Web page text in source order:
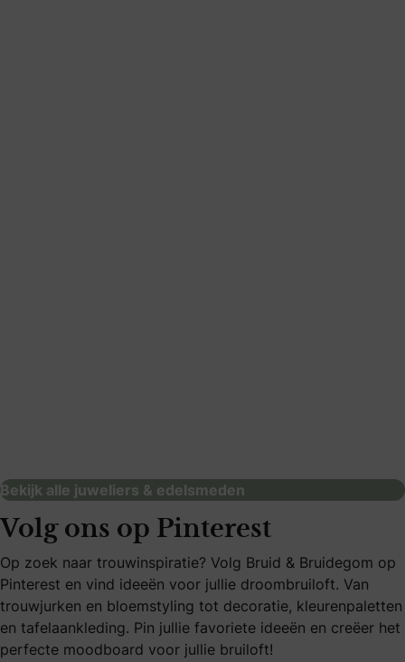
Bekijk alle juweliers & edelsmeden
Volg ons op Pinterest
Op zoek naar trouwinspiratie? Volg Bruid & Bruidegom op
Pinterest en vind ideeën voor jullie droombruiloft. Van
trouwjurken en bloemstyling tot decoratie, kleurenpaletten
en tafelaankleding. Pin jullie favoriete ideeën en creëer het
perfecte moodboard voor jullie bruiloft!